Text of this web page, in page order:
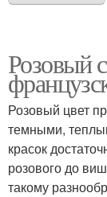
Розовый
Розовый цвет
темными,
красок
розового до
такому